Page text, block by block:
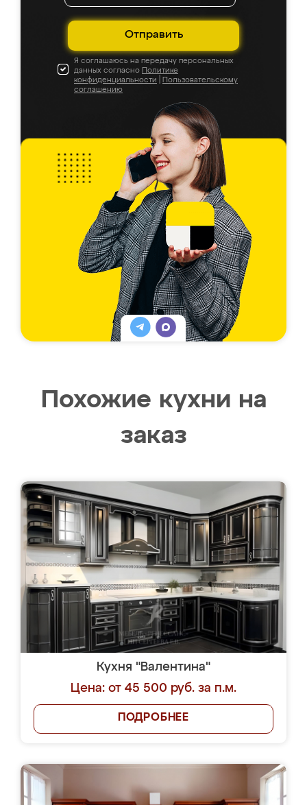
Отправить
Я соглашаюсь на передачу персональных
данных согласно Политике
конфиденциальности
Пользовательскому
соглашению
Похожие кухни на
заказ
Кухня "Валентина"
Цена: от 45 500 руб. за п.м.
ПОДРОБНЕЕ